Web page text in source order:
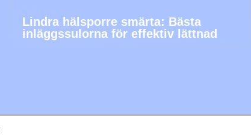
Lindra hälsporre smärta: Bästa
inläggssulorna för effektiv lättnad